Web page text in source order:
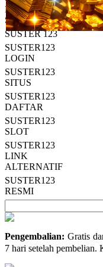
Read
13
Reviews.
Tautan
halaman
yang
sama.
HT OFFICIAL
SUSTER123
SUSTER 123
SUSTER123
LOGIN
SUSTER123
SITUS
SUSTER123
DAFTAR
SUSTER123
SLOT
SUSTER123
LINK
ALTERNATIF
SUSTER123
RESMI
Pengembalian: Gratis
7 hari setelah pembelian.